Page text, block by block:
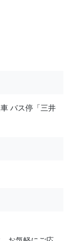
バス停「三井